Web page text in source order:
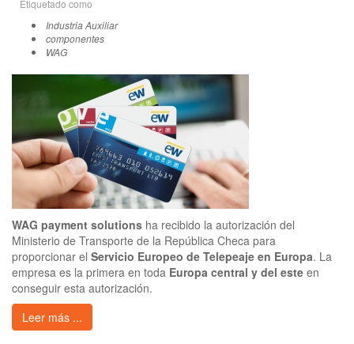
Etiquetado como
Industria Auxiliar
componentes
WAG
WAG payment solutions ha recibido la autorización del
Ministerio de Transporte de la República Checa para
proporcionar el Servicio Europeo de Telepeaje en Europa. La
empresa es la primera en toda Europa central y del este en
conseguir esta autorización.
Leer más ...